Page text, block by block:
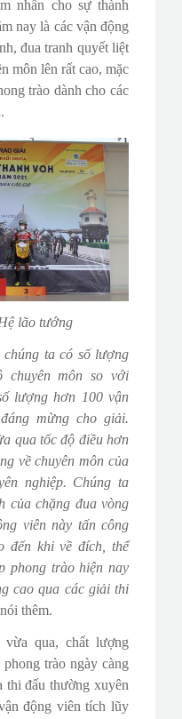
nhấn cho sự thành
nay là các vận động
đua tranh quyết liệt
môn lên rất cao, mặc
trào dành cho các
lão tướng
ta có số lượng
chuyên môn so với
lượng hơn 100 vận
mừng cho giải.
qua tốc độ điều hơn
về chuyên môn của
nghiệp. Chúng ta
của chặng đua vòng
viên này tấn công
đến khi về đích, thể
phong trào hiện nay
cao qua các giải thi
thêm.
qua, chất lượng
trào ngày càng
thi đấu thường xuyên
động viên tích lũy